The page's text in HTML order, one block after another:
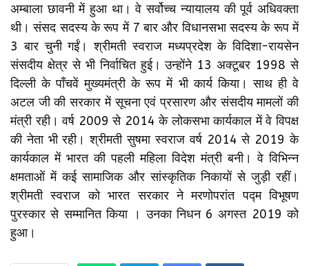
अम्बाला छावनी में हुआ था। वे सर्वोच्च न्यायालय की पूर्व अधिवक्ता
थी। संसद सदस्य के रूप में 7 बार और विधानसभा सदस्य के रूप में
3 बार चुनी गईं। श्रीमती स्वराज मध्यप्रदेश के विदिशा-रायसेन
संसदीय क्षेत्र से भी निर्वाचित हुई। उन्होंने 13 अक्टूबर 1998 से
दिल्ली के पाँचवें मुख्यमंत्री के रूप में भी कार्य किया। साथ ही वे
अटल जी की सरकार में सूचना एवं प्रसारण और संसदीय मामलों की
मंत्री रही। वर्ष 2009 से 2014 के लोकसभा कार्यकाल में वे विपक्ष
की नेता भी रही। श्रीमती सुषमा स्वराज वर्ष 2014 से 2019 के
कार्यकाल में भारत की पहली महिला विदेश मंत्री बनी। वे विभिन्न
क्षमताओं में कई सामाजिक और सांस्कृतिक निकायों से जुड़ी रहीं।
श्रीमती स्वराज को भारत सरकार ने मरणोपरांत पद्म विभूषण
पुरस्कार से सम्मानित किया । उनका निधन 6 अगस्त 2019 को
हुआ।